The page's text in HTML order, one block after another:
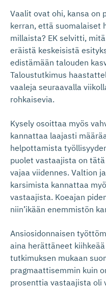
Vaalit ovat ohi, kansa on
kerran, että suomalaiset
millaista? EK selvitti,
eräistä keskeisistä
edistämään talouden
Taloustutkimus
vaaleja seuraavalla
rohkaisevia.
Kysely osoittaa myös
kannattaa laajasti
helpottamista
puolet vastaajista on
vajaa viidennes. Valtion
karsimista kannattaa
vastaajista. Koeajan
niin’ikään enemmistön
Ansiosidonnaisen
aina herättäneet
tutkimuksen mukaan
pragmaattisemmin kuin
prosenttia vastaajista oli